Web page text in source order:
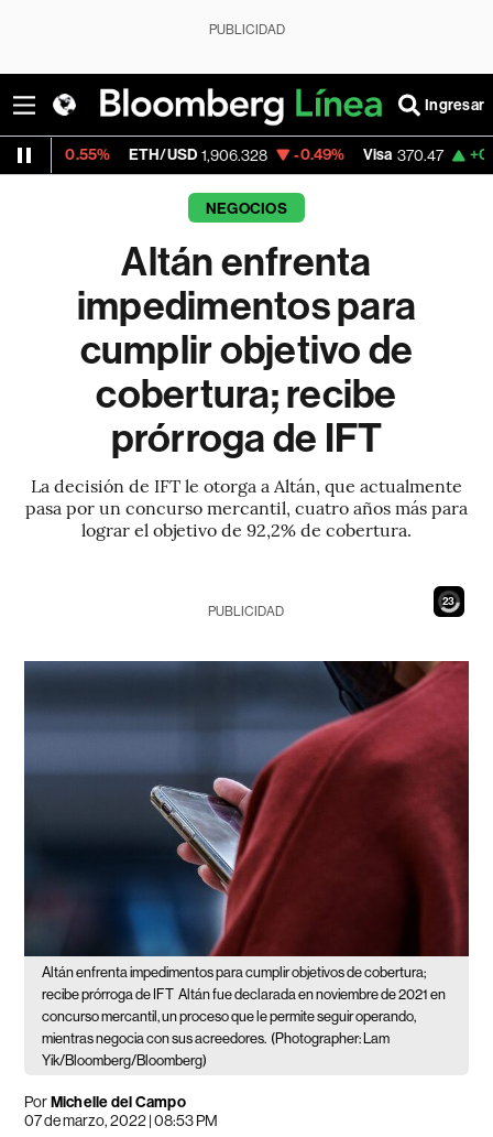
PUBLICIDAD
Ingresar
ETH/USD 1,906.328 -0.49% Visa 370.47 +0.52%
NEGOCIOS
Altán enfrenta
impedimentos para
cumplir objetivo de
cobertura; recibe
prórroga de IFT
La decisión de IFT le otorga a Altán, que actualmente
pasa por un concurso mercantil, cuatro años más para
lograr el objetivo de 92,2% de cobertura.
21
PUBLICIDAD
Altán enfrenta impedimentos para cumplir objetivos de cobertura;
recibe prórroga de IFT Altán fue declarada en noviembre de 2021 en
concurso mercantil, un proceso que le permite seguir operando,
mientras negocia con sus acreedores. (Photographer: Lam
Yik/Bloomberg/Bloomberg)
PorMichelle del Campo
07 de marzo, 2022 | 08:53 PM